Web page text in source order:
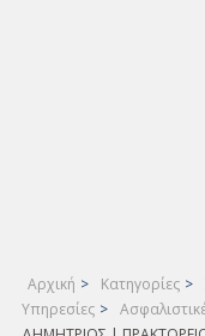
Αρχική > Κατηγορίες >
Υπηρεσίες >